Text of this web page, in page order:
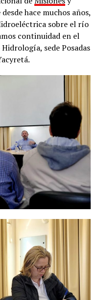
hace muchos años,
sobre el río
continuidad en el
sede Posadas